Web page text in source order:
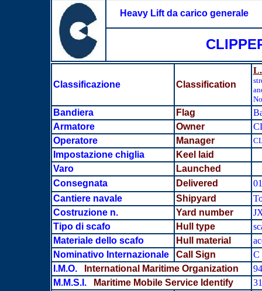
Heavy Lift da carico generale
Classificazione Classification
Bandiera Flag
Armatore
Owner
Operatore
Manager
Impostazione chiglia
Keel laid
Varo
Launched
Consegnata
Delivered
Cantiere navale
Shipyard
Costruzione n.
Yard number
Tipo di scafo
Hull type
Materiale dello scafo
Hull material
Nominativo Internazionale
Call Sign
C
I.M.O.
International Maritime Organization
M.M.S.I.
Maritime Mobile Service Identify